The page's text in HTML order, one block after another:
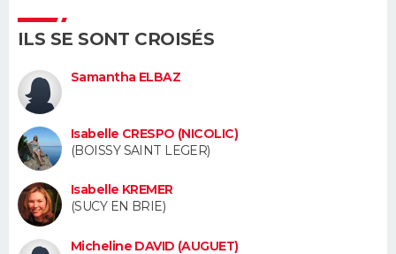
BONS PLANS
Carte de Noël
Carte Bonne année
Carte Saint-Valentin
Carte Pâques
Carte d'anniversaire
DICTIONNAIRE
Dictionnaire
Biographies
Citations
Expressions
Proverbes
PROGRAMME TV
COPAINS D'AVANT
S'inscrire
Se connecter
Lycées
Collèges
Primaires
Universités
Entreprises
Service militaire
Avis de recherche
AVIS DE DÉCÈS
ILS SE SONT CROISÉS
Samantha ELBAZ
Isabelle CRESPO (NICOLIC)
(BOISSY SAINT LEGER)
Isabelle KREMER
(SUCY EN BRIE)
Micheline DAVID (AUGUET)